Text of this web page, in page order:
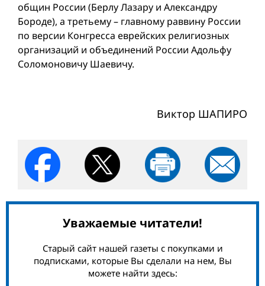
общин России (Берлу Лазару и Александру
Бороде), а третьему – главному раввину России
по версии Конгресса еврейских религиозных
организаций и объединений России Адольфу
Соломоновичу Шаевичу.
Виктор ШАПИРО
Уважаемые читатели!
Старый сайт нашей газеты с покупками и
подписками, которые Вы сделали на нем, Вы
можете найти здесь: